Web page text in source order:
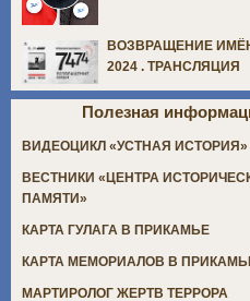
ВОЗВРАЩЕНИЕ
2024 . ТРАНСЛЯЦИЯ
Полезная
ВИДЕОЦИКЛ «УСТНАЯ ИСТОРИЯ»
ВЕСТНИКИ «ЦЕНТРА
ПАМЯТИ»
КАРТА ГУЛАГА В ПРИКАМЬЕ
КАРТА МЕМОРИАЛОВ В
МАРТИРОЛОГ ЖЕРТВ ТЕРРОРА